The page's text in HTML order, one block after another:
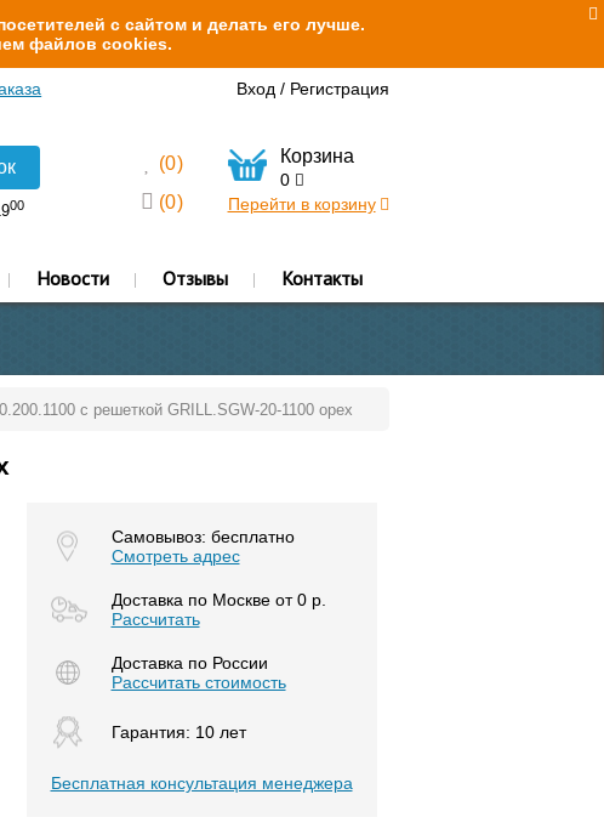
с сайтом и делать его лучше.
файлов cookies.
Вход / Регистрация
00
(0)
(0)
Корзина
0
Перейти в корзину
Новости Отзывы Контакты
с решеткой GRILL.SGW-20-1100 орех
Самовывоз: бесплатно
Смотреть адрес
Доставка по Москве от 0 р.
Расcчитать
Доставка по России
Рассчитать стоимость
Гарантия: 10 лет
Бесплатная консультация менеджера